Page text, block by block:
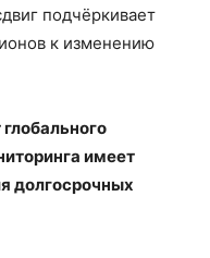
подчёркивает
к изменению
имеет
долгосрочных